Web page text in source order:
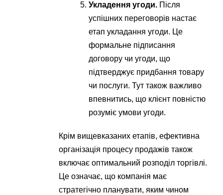
Укладення угоди. Після
успішних переговорів настає
етап укладання угоди. Це
формальне підписання
договору чи угоди, що
підтверджує придбання товару
чи послуги. Тут також важливо
впевнитись, що клієнт повністю
розуміє умови угоди.
Крім вищевказаних етапів, ефективна
організація процесу продажів також
включає оптимальний розподіл торгівлі.
Це означає, що компанія має
стратегічно планувати, яким чином